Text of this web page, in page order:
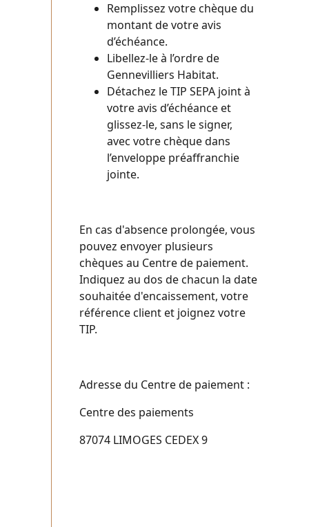
Remplissez votre chèque du
montant de votre avis
d’échéance.
Libellez-le à l’ordre de
Gennevilliers Habitat.
Détachez le TIP SEPA joint à
votre avis d’échéance et
glissez-le, sans le signer,
avec votre chèque dans
l’enveloppe préaffranchie
jointe.
En cas d'absence prolongée, vous
pouvez envoyer plusieurs
chèques au Centre de paiement.
Indiquez au dos de chacun la date
souhaitée d'encaissement, votre
référence client et joignez votre
TIP.
Adresse du Centre de paiement :
Centre des paiements
87074 LIMOGES CEDEX 9